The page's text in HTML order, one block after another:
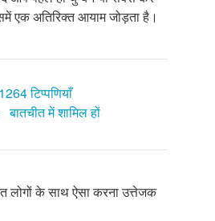
एक अतिरिक्त आयाम जोड़ता है।
1264 टिप्पणियाँ
बातचीत में शामिल हों
लोगों के साथ ऐसा करना उत्तेजक